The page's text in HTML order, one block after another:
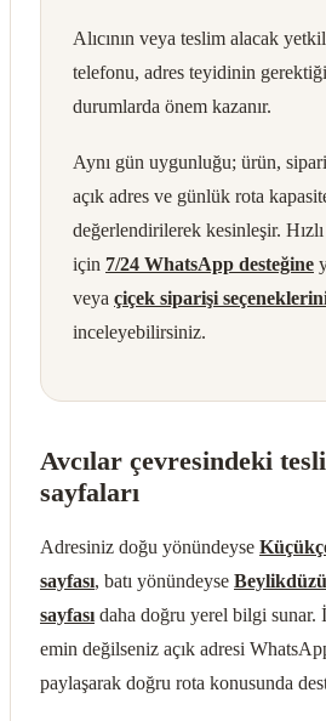
Alıcının veya teslim alacak
telefonu, adres teyidinin gerektiği
durumlarda önem kazanır.
Aynı gün uygunluğu; ürün,
açık adres ve günlük rota
değerlendirilerek kesinleşir.
için 7/24 WhatsApp desteğine
veya çiçek siparişi
inceleyebilirsiniz.
Avcılar çevresindeki
sayfaları
Adresiniz doğu yönündeyse
sayfası, batı yönündeyse
sayfası daha doğru yerel bilgi sunar.
emin değilseniz açık adresi
paylaşarak doğru rota konusunda